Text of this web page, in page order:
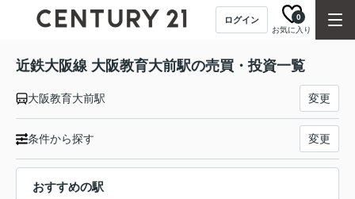
ログイン
お気に入り
0
近鉄大阪線 大阪教育大前駅の売買・投資一覧
大阪教育大前駅 変更
条件から探す 変更
おすすめの駅